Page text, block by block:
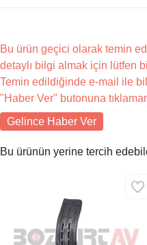
Bu ürün geçici olarak temin
detaylı bilgi almak için lütfen
Temin edildiğinde e-mail ile
"Haber Ver" butonuna
Gelince Haber Ver
Bu ürünün yerine tercih